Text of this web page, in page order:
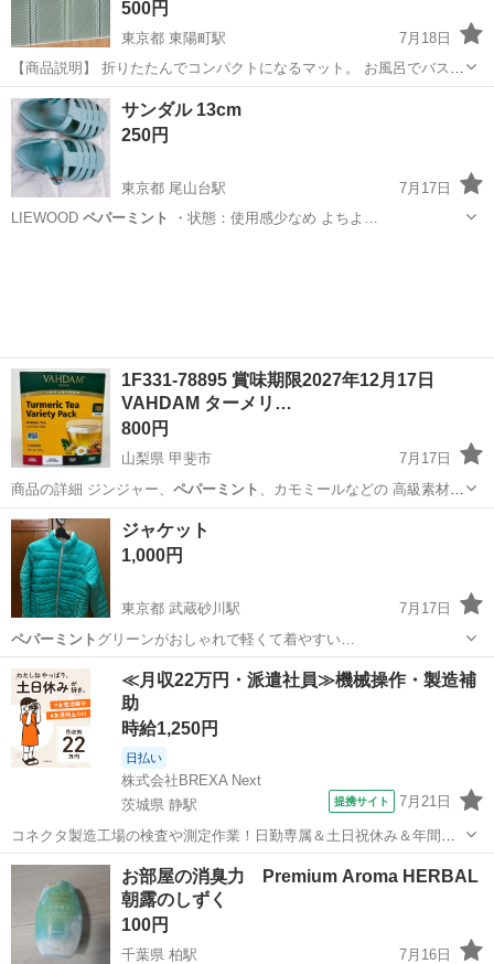
500円
東京都 東陽町駅
7月18日
【商品説明】 折りたたんでコンパクトになるマット。 お風呂でバスマ
ットとして、お部屋でおむつ替えに、お外でレジャーマットに と場所
や用途に合わせて3wayでお使いいただけます。 コンパクトに折りたた
めるので帰省時などの持ち運...
東京 江東区 東陽町駅
サンダル 13cm
250円
東京都 尾山台駅
7月17日
LIEWOOD ペパーミント ・状態：使用感少なめ よちよ…
1F331-78895 賞味期限2027年12月17日
VAHDAM ターメリ…
800円
山梨県 甲斐市
7月17日
商品の詳細 ジンジャー、 ペパーミント 、カモミールなどの 高級素材を
ブ…
山梨 甲斐市
ジャケット
1,000円
東京都 武蔵砂川駅
7月17日
ペパーミント グリーンがおしゃれで軽くて着やすい…
東京 武蔵村山市 武蔵砂川駅 ジャケット ペパーミント
≪月収22万円・派遣社員≫機械操作・製造補
助
時給1,250円
日払い
株式会社BREXA Next
茨城県 静駅
提携サイト 7月21日
コネクタ製造工場の検査や測定作業！日勤専属＆土日祝休み＆年間休
日128日★クリーンルーム内作業★マイカー通勤OK＆無料駐車場あり
★就業先食堂利用可！日払い制度あり！《茨城県常陸大宮市》 人気の
工場のお仕事 ◇コネクタ製造工...
茨城 常陸大宮市 静駅 その他
お部屋の消臭力 Premium Aroma HERBAL
朝露のしずく
100円
千葉県 柏駅
7月16日